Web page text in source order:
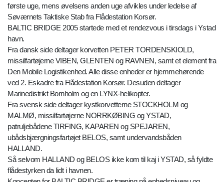
første uge, mens øvelsens anden uge afvikles under ledelse af
Søværnets Taktiske Stab fra Flådestation Korsør.
BALTIC BRIDGE 2005 startede med et rendezvous i tirsdags i Ystad
havn.
Fra dansk side deltager korvetten PETER TORDENSKIOLD,
missilfartøjerne VIBEN, GLENTEN og RAVNEN, samt et element fra
Den Mobile Logistikenhed. Alle disse enheder er hjemmehørende
ved 2. Eskadre fra Flådestation Korsør. Desuden deltager
Marinedistrikt Bornholm og en LYNX-helikopter.
Fra svensk side deltager kystkorvetterne STOCKHOLM og
MALMØ, missilfartøjerne NORRKØBING og YSTAD,
patruljebådene TIRFING, KAPAREN og SPEJAREN,
ubådsbjærgningsfartøjet BELOS, samt undervandsbåden
HALLAND.
Så selvom HALLAND og BELOS ikke kom til kaj i YSTAD, så fyldte
flådestyrken da lidt i havnen.